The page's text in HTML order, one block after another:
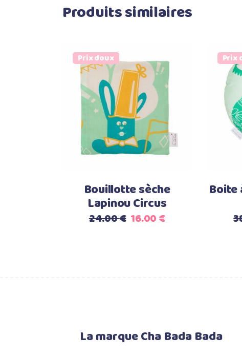
Produits similaires
Prix doux
Ajouter au panier
Bouillotte sèche
Lapinou Circus
24.00€ Le
16.00€Le
Prix
Boite
La marque Cha Bada Bada